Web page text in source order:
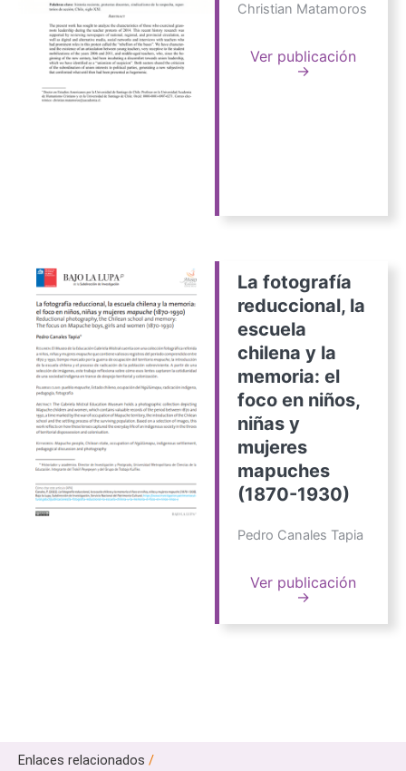
Christian Matamoros
Ver publicación
→
La fotografía
reduccional, la
escuela
chilena y la
memoria: el
foco en niños,
niñas y
mujeres
mapuches
(1870-1930)
Pedro Canales Tapia
Ver publicación
→
Enlaces relacionados /